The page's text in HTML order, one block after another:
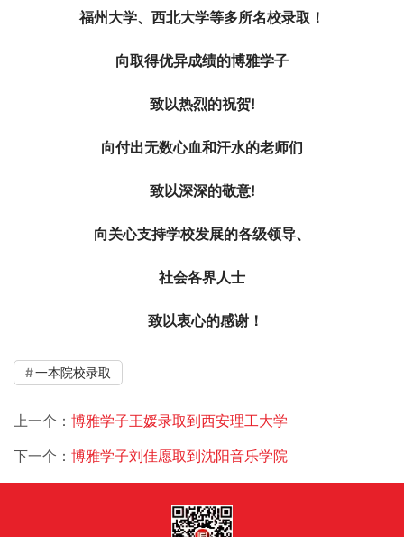
福州大学、西北大学等多所名校录取！
向取得优异成绩的博雅学子
致以热烈的祝贺!
向付出无数心血和汗水的老师们
致以深深的敬意!
向关心支持学校发展的各级领导、
社会各界人士
致以衷心的感谢！
一本院校录取
上一个： 博雅学子王媛录取到西安理工大学
下一个： 博雅学子刘佳愿取到沈阳音乐学院